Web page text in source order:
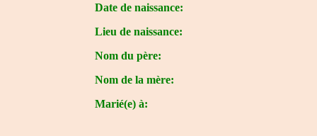
Date de naissance:
Lieu de naissance:
Nom du père:
Nom de la mère:
Marié(e) à: